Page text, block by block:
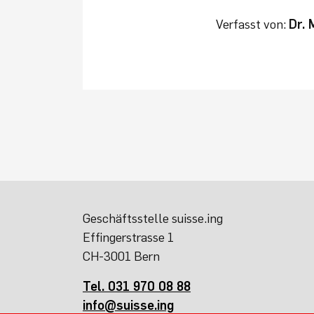
Verfasst von: Dr.
Geschäftsstelle suisse.ing
Effingerstrasse 1
CH-3001 Bern
Tel. 031 970 08 88
info@suisse.ing